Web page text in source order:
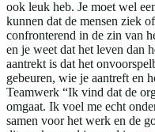
ook leuk heb. Je moet wel
kunnen dat de mensen ziek
confronterend in de zin van
en je weet dat het leven dan
aantrekt is dat het
gebeuren, wie je aantreft en
Teamwerk “Ik vind dat de
omgaat. Ik voel me echt
samen voor het werk en de